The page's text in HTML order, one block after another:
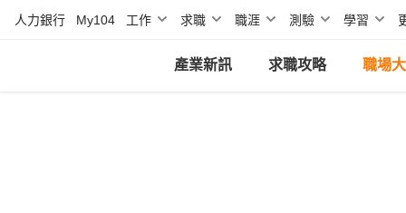
人力銀行 My104 工作 求職 職涯 測驗 學習
產業新訊 求職攻略 職場